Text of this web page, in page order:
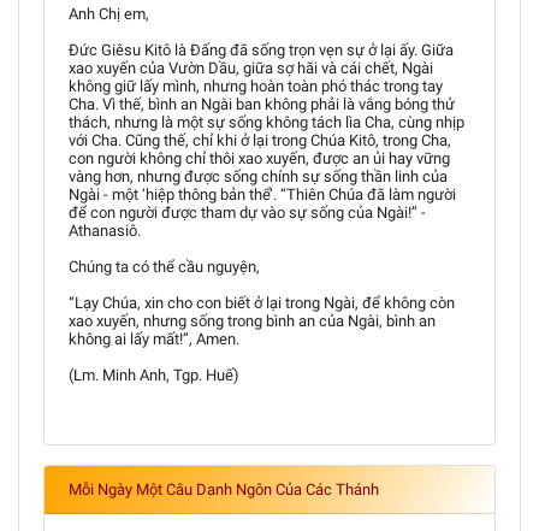
Anh Chị em,
Đức Giêsu Kitô là Đấng đã sống trọn vẹn sự ở lại ấy. Giữa
xao xuyến của Vườn Dầu, giữa sợ hãi và cái chết, Ngài
không giữ lấy mình, nhưng hoàn toàn phó thác trong tay
Cha. Vì thế, bình an Ngài ban không phải là vắng bóng thử
thách, nhưng là một sự sống không tách lìa Cha, cùng nhịp
với Cha. Cũng thế, chỉ khi ở lại trong Chúa Kitô, trong Cha,
con người không chỉ thôi xao xuyến, được an ủi hay vững
vàng hơn, nhưng được sống chính sự sống thần linh của
Ngài - một ‘hiệp thông bản thể’. “Thiên Chúa đã làm người
để con người được tham dự vào sự sống của Ngài!” -
Athanasiô.
Chúng ta có thể cầu nguyện,
“Lạy Chúa, xin cho con biết ở lại trong Ngài, để không còn
xao xuyến, nhưng sống trong bình an của Ngài, bình an
không ai lấy mất!”, Amen.
(Lm. Minh Anh, Tgp. Huế)
Mỗi Ngày Một Câu Danh Ngôn Của Các Thánh